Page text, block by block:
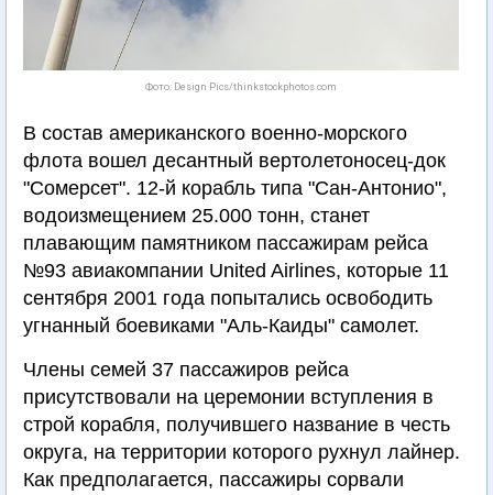
Фото: Design Pics/thinkstockphotos.com
В состав американского военно-морского
флота вошел десантный вертолетоносец-док
"Сомерсет". 12-й корабль типа "Сан-Антонио",
водоизмещением 25.000 тонн, станет
плавающим памятником пассажирам рейса
№93 авиакомпании United Airlines, которые 11
сентября 2001 года попытались освободить
угнанный боевиками "Аль-Каиды" самолет.
Члены семей 37 пассажиров рейса
присутствовали на церемонии вступления в
строй корабля, получившего название в честь
округа, на территории которого рухнул лайнер.
Как предполагается, пассажиры сорвали